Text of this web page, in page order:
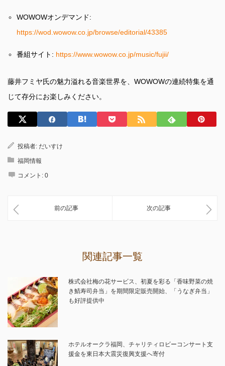
WOWOWオンデマンド:
https://wod.wowow.co.jp/browse/editorial/43385
番組サイト: https://www.wowow.co.jp/music/fujii/
藤井フミヤ氏の魅力溢れる音楽世界を、WOWOWの連続特集を通
じて存分にお楽しみください。
投稿者: だいすけ
福岡情報
コメント: 0
前の記事 次の記事
関連記事一覧
株式会社梅の花サービス、初夏を彩る「香味野菜の焼
き鯖寿司弁当」を期間限定販売開始、「うなぎ弁当」
も好評提供中
ホテルオークラ福岡、チャリティロビーコンサート支
援金を東日本大震災復興支援へ寄付